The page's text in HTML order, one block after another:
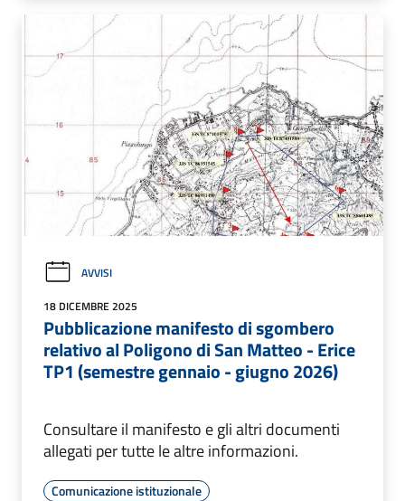
AVVISI
18 DICEMBRE 2025
Pubblicazione manifesto di sgombero
relativo al Poligono di San Matteo - Erice
TP1 (semestre gennaio - giugno 2026)
Consultare il manifesto e gli altri documenti
allegati per tutte le altre informazioni.
Comunicazione istituzionale